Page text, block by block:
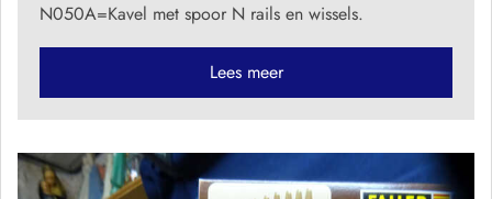
N050A=Kavel met spoor N rails en wissels.
Lees meer